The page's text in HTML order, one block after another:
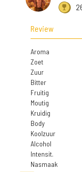
Review
Aroma
Zoet
Zuur
Bitter
Fruitig
Moutig
Kruidig
Body
Koolzuur
Alcohol
Intensit.
Nasmaak